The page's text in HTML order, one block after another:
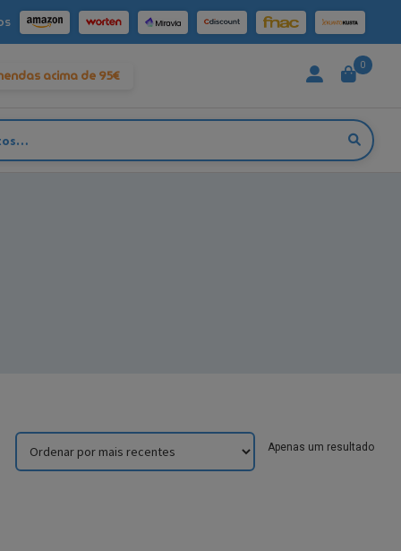
acima de 95€
0
Apenas um resultado